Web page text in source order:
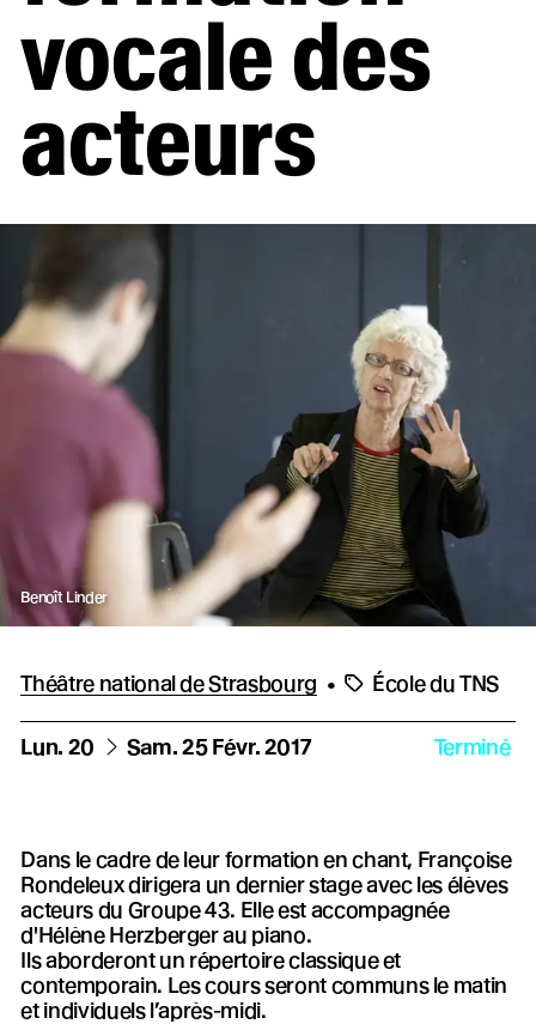
vocale des
acteurs
Benoît Linder
Théâtre national de Strasbourg • École du TNS
du
Lun. 20 au
Sam.25 Févr.2017 Terminé
Dans le cadre de leur formation en chant, Françoise
Rondeleux dirigera un dernier stage avec les élèves
acteurs du Groupe 43. Elle est accompagnée
d'Hélène Herzberger au piano.
Ils aborderont un répertoire classique et
contemporain. Les cours seront communs le matin
et individuels l’après-midi.
Ciel !
Le concours